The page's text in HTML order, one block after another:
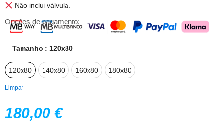
Não inclui válvula.
Opções de pagamento:
Tamanho : 120x80
120x80 140x80 160x80 180x80
Limpar
180,00 €